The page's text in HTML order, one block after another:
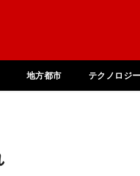
地方都市 テクノロジ